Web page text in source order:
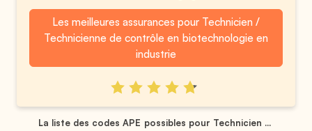
Les meilleures assurances pour Technicien /
Technicienne de contrôle en biotechnologie en
industrie
La liste des codes APE possibles pour Technicien ...